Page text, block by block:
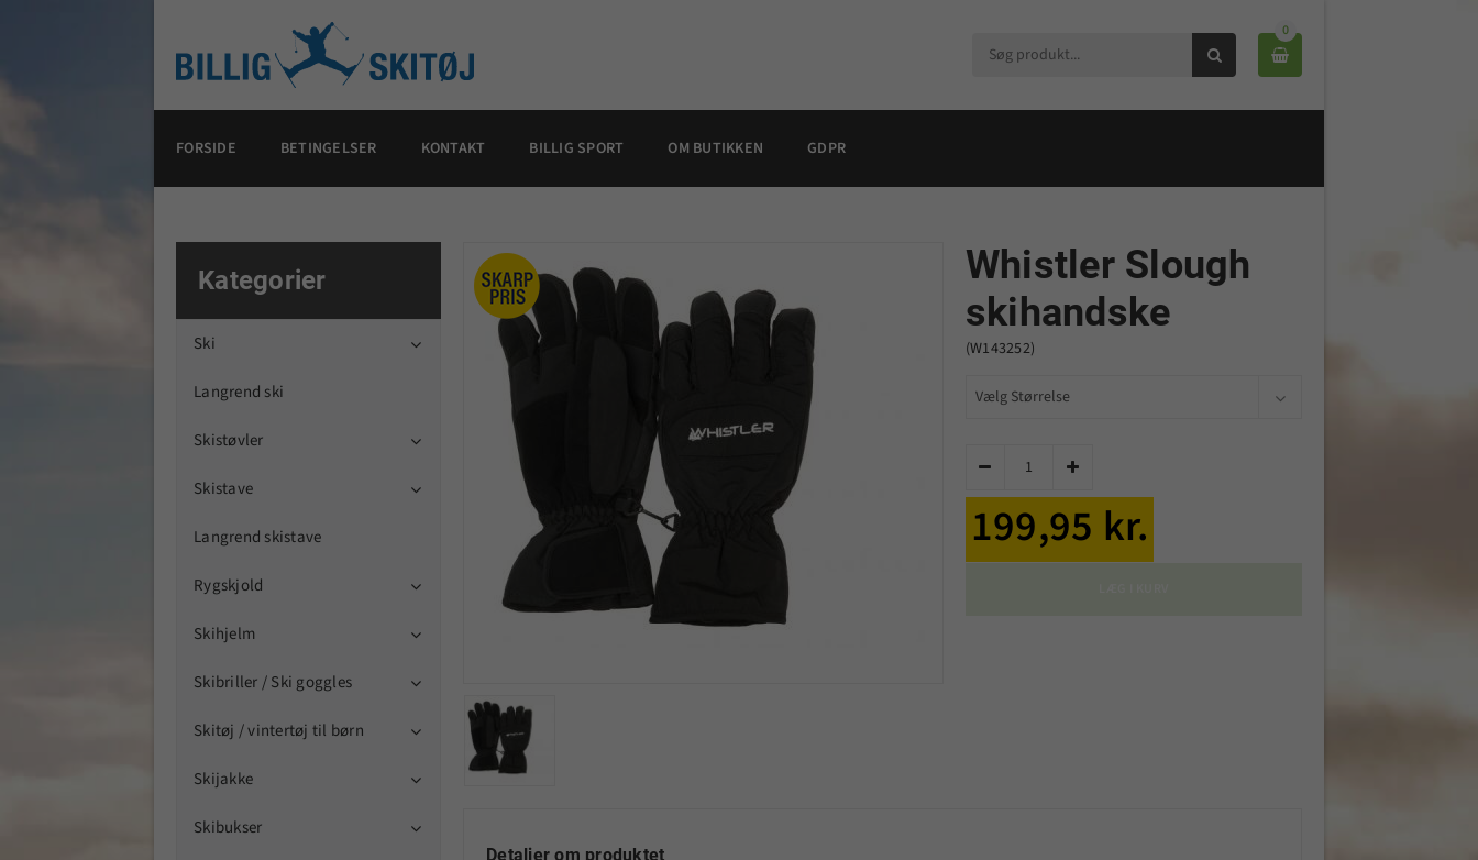

0

FORSIDE BETINGELSER KONTAKT BILLIG SPORT OM BUTIKKEN GDPR
Kategorier
Ski 
Langrend ski
Skistøvler 
Skistave 
Langrend skistave
Rygskjold 
Skihjelm 
Skibriller / Ski goggles 
Skitøj / vintertøj til børn 
Skijakke 
Skibukser 
Whistler Slough
skihandske
(W143252)
 
199,95 kr.
Detaljer om produktet